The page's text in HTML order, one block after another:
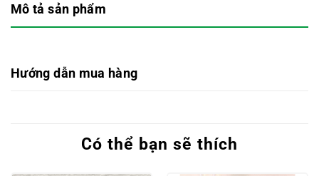
Mô tả sản phẩm
Hướng dẫn mua hàng
Có thể bạn sẽ thích